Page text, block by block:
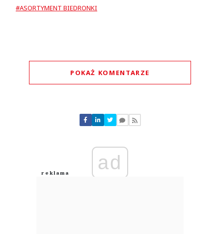
#ASORTYMENT BIEDRONKI
POKAŻ KOMENTARZE
Nie znaleziono komentarzy
Zostaw swoje komentarze
Anuluj
ad